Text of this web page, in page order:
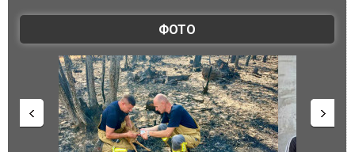
ФОТО